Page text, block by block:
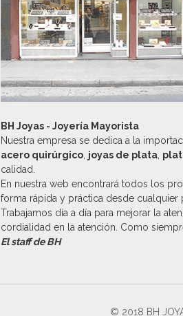
BH Joyas - Joyería Mayorista
Nuestra empresa se dedica a la
acero quirúrgico, joyas de plata,
calidad.
En nuestra web encontrará todos los
forma rápida y práctica desde cualquier
Trabajamos día a día para mejorar la
cordialidad en la atención. Como
El staff de BH
© 2018 BH